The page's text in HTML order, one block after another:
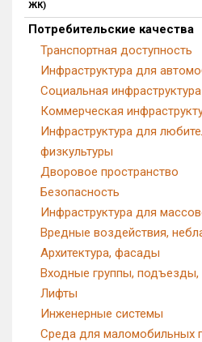
ЖК)
Потребительские качества
Транспортная доступность
Инфраструктура для
Социальная инфраструктура
Коммерческая
Инфраструктура для
физкультуры
Дворовое пространство
Безопасность
Инфраструктура для
Вредные воздействия,
Архитектура, фасады
Входные группы,
Лифты
Инженерные системы
Среда для маломобильных